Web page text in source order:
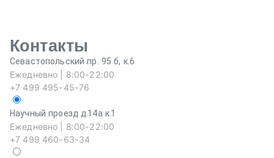
Контакты
Севастопольский пр. 95 б, к.6
Ежедневно | 8:00-22:00
+7 499 495-45-76
Научный проезд д.14а к.1
Ежедневно | 8:00-22:00
+7 499 460-63-34